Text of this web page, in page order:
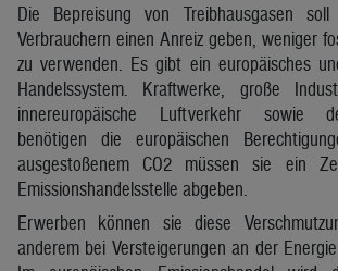
Die Bepreisung von Treibhausgasen
Verbrauchern einen Anreiz geben, weniger
zu verwenden. Es gibt ein europäisches
Handelssystem. Kraftwerke, große
innereuropäische Luftverkehr sowie
benötigen die europäischen
ausgestoßenem CO2 müssen sie ein
Emissionshandelsstelle abgeben.
Erwerben können sie diese
anderem bei Versteigerungen an der